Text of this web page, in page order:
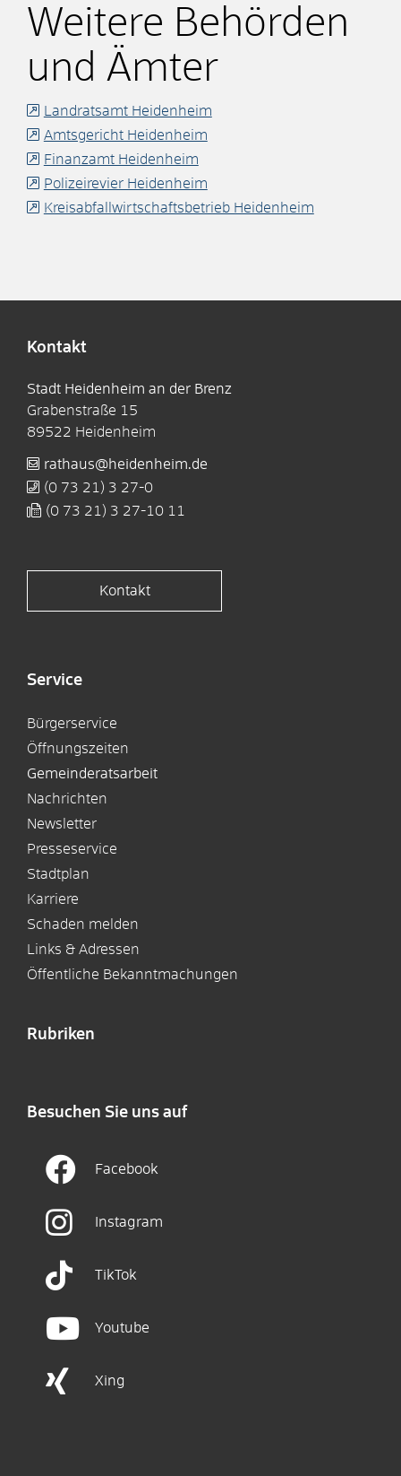
Weitere Behörden
und Ämter
Landratsamt Heidenheim
Amtsgericht Heidenheim
Finanzamt Heidenheim
Polizeirevier Heidenheim
Kreisabfallwirtschaftsbetrieb Heidenheim
Kontakt
Stadt Heidenheim an der Brenz
Grabenstraße 15
89522 Heidenheim
rathaus@heidenheim.de
(0 73 21) 3 27-0
(0 73 21) 3 27-10 11
Kontakt
Service
Bürgerservice
Öffnungszeiten
Gemeinderatsarbeit
Nachrichten
Newsletter
Presseservice
Stadtplan
Karriere
Schaden melden
Links & Adressen
Öffentliche Bekanntmachungen
Rubriken
Besuchen Sie uns auf
Facebook
Instagram
TikTok
Youtube
Xing